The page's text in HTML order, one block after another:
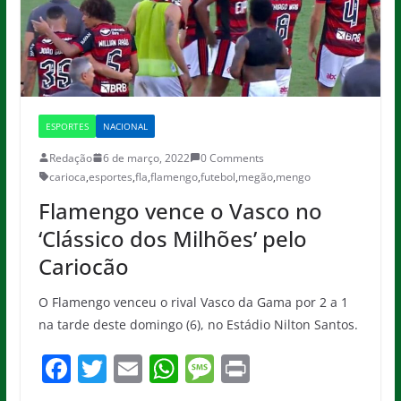
ESPORTES NACIONAL
Redação 6 de março, 2022
0 Comments
carioca,esportes,fla,flamengo,futebol,megão,mengo
Flamengo vence o Vasco no
‘Clássico dos Milhões’ pelo
Cariocão
O Flamengo venceu o rival Vasco da Gama por 2 a 1
na tarde deste domingo (6), no Estádio Nilton Santos.
F T E W M Pr